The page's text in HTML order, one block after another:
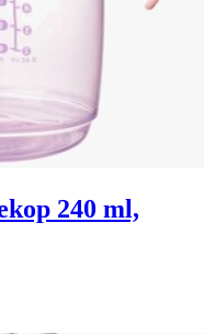
240 ml,